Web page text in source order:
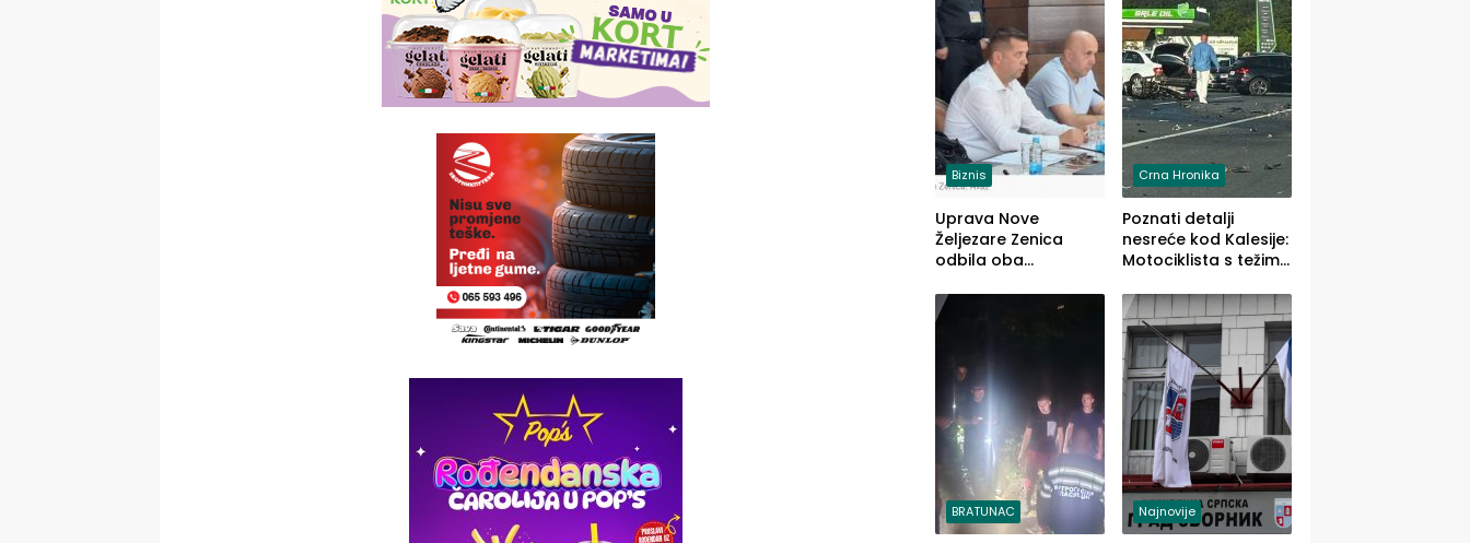
Biznis
Uprava Nove
Željezare Zenica
odbila oba
FBiH: Ustrajni da je
stečaj jedino rješenje
Crna Hronika
Poznati detalji
nesreće kod Kalesije:
Motociklista s težim,
lakšim povredama
BRATUNAC Najnovije